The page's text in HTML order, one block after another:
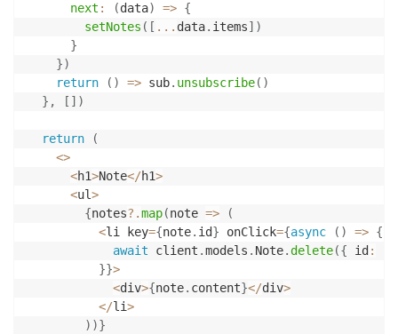
next : (data) => {
setNotes ( [ ... data. items] )
}
})
return
( ) => sub. unsubscribe( )
} , [ ] )
return
(
<>
<h1>Note</h1>
<ul>
{notes?.map(note =>
(
<li key={note. id} onClick={async ( ) => {
await client .models . Note.delete({ id :
}}>
<div>{note. content}</div>
</li>
) )}